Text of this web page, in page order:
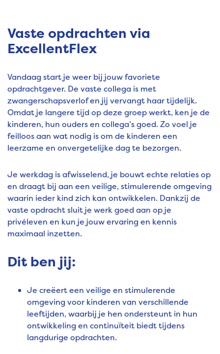
Vaste opdrachten via
ExcellentFlex
Vandaag start je weer bij jouw favoriete
opdrachtgever. De vaste collega is met
zwangerschapsverlof en jij vervangt haar tijdelijk.
Omdat je langere tijd op deze groep werkt, ken je de
kinderen, hun ouders en collega’s goed. Zo voel je
feilloos aan wat nodig is om de kinderen een
leerzame en onvergetelijke dag te bezorgen.
Je werkdag is afwisselend, je bouwt echte relaties op
en draagt bij aan een veilige, stimulerende omgeving
waarin ieder kind zich kan ontwikkelen. Dankzij de
vaste opdracht sluit je werk goed aan op je
privéleven en kun je jouw ervaring en kennis
maximaal inzetten.
Dit ben jij:
Je creëert een veilige en stimulerende
omgeving voor kinderen van verschillende
leeftijden, waarbij je hen ondersteunt in hun
ontwikkeling en continuïteit biedt tijdens
langdurige opdrachten.